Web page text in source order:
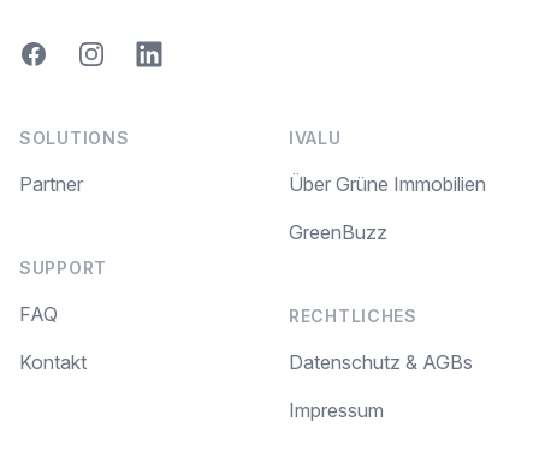
FacebookInstagramLinkedIn
SOLUTIONS
Partner
SUPPORT
FAQ
Kontakt
IVALU
Über Grüne Immobilien
GreenBuzz
RECHTLICHES
Datenschutz & AGBs
Impressum